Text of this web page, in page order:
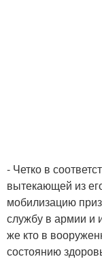
- Четко в
вытекающей из
мобилизацию
службу в армии и
же кто в
состоянию